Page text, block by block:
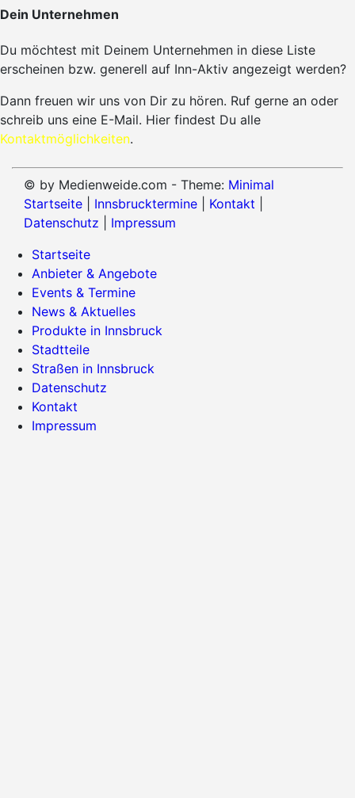
Dein Unternehmen
Du möchtest mit Deinem Unternehmen in diese Liste
erscheinen bzw. generell auf Inn-Aktiv angezeigt werden?
Dann freuen wir uns von Dir zu hören. Ruf gerne an oder
schreib uns eine E-Mail. Hier findest Du alle
Kontaktmöglichkeiten.
© by Medienweide.com - Theme: Minimal
Startseite
Innsbrucktermine Kontakt
Datenschutz
Impressum
Startseite
Anbieter & Angebote
Events & Termine
News & Aktuelles
Produkte in Innsbruck
Stadtteile
Straßen in Innsbruck
Datenschutz
Kontakt
Impressum